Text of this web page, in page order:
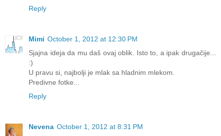
Reply
Mimi October 1, 2012 at 12:30 PM
Sjajna ideja da mu daš ovaj oblik. Isto to, a ipak drugačije...
:)
U pravu si, najbolji je mlak sa hladnim mlekom.
Predivne fotke...
Reply
Nevena October 1, 2012 at 8:31 PM